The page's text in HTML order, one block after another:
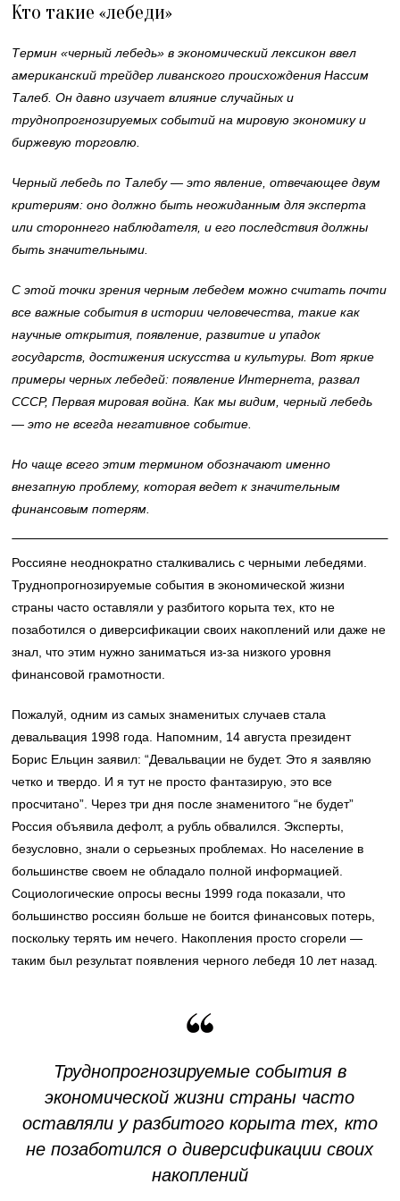
Кто такие «лебеди»
Термин «черный лебедь» в экономический лексикон ввел
американский трейдер ливанского происхождения Нассим
Талеб. Он давно изучает влияние случайных и
труднопрогнозируемых событий на мировую экономику и
биржевую торговлю.
Черный лебедь по Талебу — это явление, отвечающее двум
критериям: оно должно быть неожиданным для эксперта
или стороннего наблюдателя, и его последствия должны
быть значительными.
С этой точки зрения черным лебедем можно считать почти
все важные события в истории человечества, такие как
научные открытия, появление, развитие и упадок
государств, достижения искусства и культуры. Вот яркие
примеры черных лебедей: появление Интернета, развал
СССР, Первая мировая война. Как мы видим, черный лебедь
— это не всегда негативное событие.
Но чаще всего этим термином обозначают именно
внезапную проблему, которая ведет к значительным
финансовым потерям.
Россияне неоднократно сталкивались с черными лебедями.
Труднопрогнозируемые события в экономической жизни
страны часто оставляли у разбитого корыта тех, кто не
позаботился о диверсификации своих накоплений или даже не
знал, что этим нужно заниматься из-за низкого уровня
финансовой грамотности.
Пожалуй, одним из самых знаменитых случаев стала
девальвация 1998 года. Напомним, 14 августа президент
Борис Ельцин заявил: “Девальвации не будет. Это я заявляю
четко и твердо. И я тут не просто фантазирую, это все
просчитано”. Через три дня после знаменитого “не будет”
Россия объявила дефолт, а рубль обвалился. Эксперты,
безусловно, знали о серьезных проблемах. Но население в
большинстве своем не обладало полной информацией.
Социологические опросы весны 1999 года показали, что
большинство россиян больше не боится финансовых потерь,
поскольку терять им нечего. Накопления просто сгорели —
таким был результат появления черного лебедя 10 лет назад.
Труднопрогнозируемые события в
экономической жизни страны часто
оставляли у разбитого корыта тех, кто
не позаботился о диверсификации своих
накоплений